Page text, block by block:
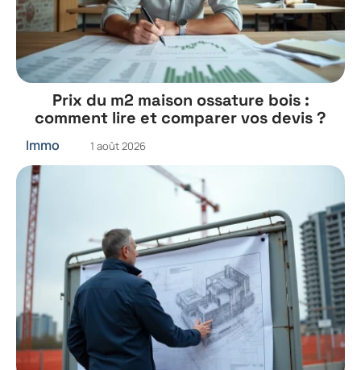
Prix du m2 maison ossature bois :
comment lire et comparer vos devis ?
Immo 1 août 2026